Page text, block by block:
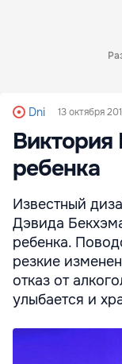
Dni 13 октября
Виктория
ребенка
Известный
Дэвида
ребенка.
резкие
отказ от
улыбается и